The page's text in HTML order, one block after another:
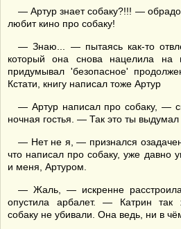
— Артур знает собаку?!!! —
любит кино про собаку!
— Знаю... — пытаясь как-то
который она снова нацелила на
придумывал 'безопасное'
Кстати, книгу написал тоже Артур
— Артур написал про собаку, —
ночная гостья. — Так это ты выдумал
— Нет не я, — признался
что написал про собаку, уже давно
и меня, Артуром.
— Жаль, — искренне
опустила арбалет. — Катрин так
собаку не убивали. Она ведь, ни в